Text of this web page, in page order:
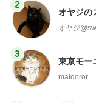
2
オヤジの
オヤジ
3
東京モー
maldoror